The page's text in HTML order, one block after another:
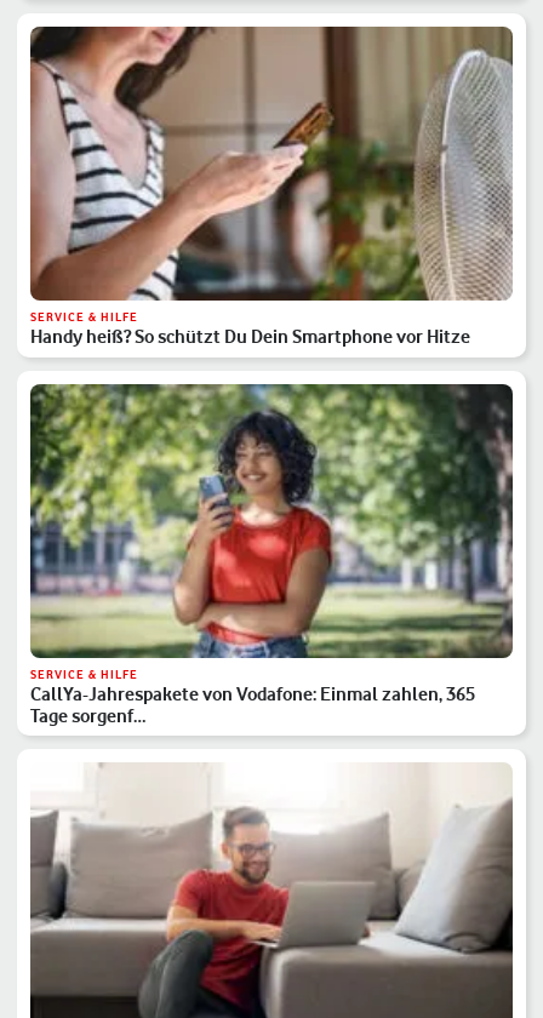
SERVICE & HILFE
Handy heiß? So schützt Du Dein Smartphone vor Hitze
SERVICE & HILFE
CallYa-Jahrespakete von Vodafone: Einmal zahlen, 365
Tage sorgenf…